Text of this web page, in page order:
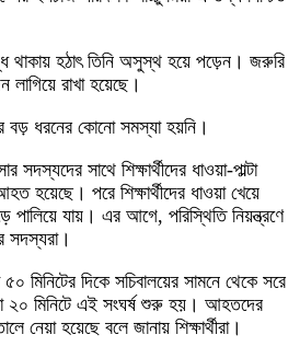
থাকায় হঠাৎ তিনি অসুস্থ হয়ে পড়েন। জরুরি
লাগিয়ে রাখা হয়েছে।
বড় ধরনের কোনো সমস্যা হয়নি।
সাথে শিক্ষার্থীদের ধাওয়া-পাল্টা
হয়েছে। পরে শিক্ষার্থীদের ধাওয়া খেয়ে
পালিয়ে যায়। এর আগে, পরিস্থিতি নিয়ন্ত্রণে
সদস্যরা।
মিনিটের দিকে সচিবালয়ের সামনে থেকে সরে
২০ মিনিটে এই সংঘর্ষ শুরু হয়। আহতদের
নেয়া হয়েছে বলে জানায় শিক্ষার্থীরা।